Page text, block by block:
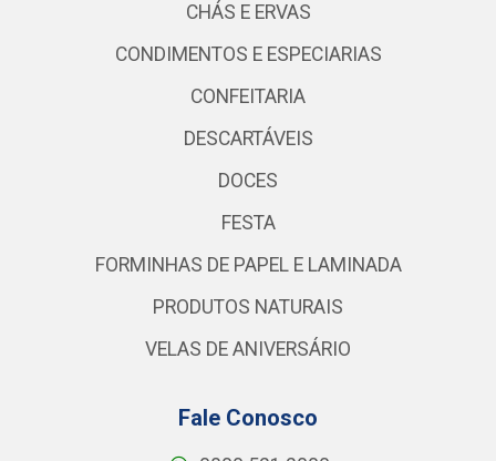
CHÁS E ERVAS
CONDIMENTOS E ESPECIARIAS
CONFEITARIA
DESCARTÁVEIS
DOCES
FESTA
FORMINHAS DE PAPEL E LAMINADA
PRODUTOS NATURAIS
VELAS DE ANIVERSÁRIO
Fale Conosco